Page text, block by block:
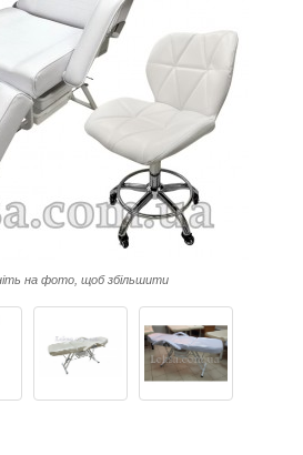
на фото, щоб збільшити